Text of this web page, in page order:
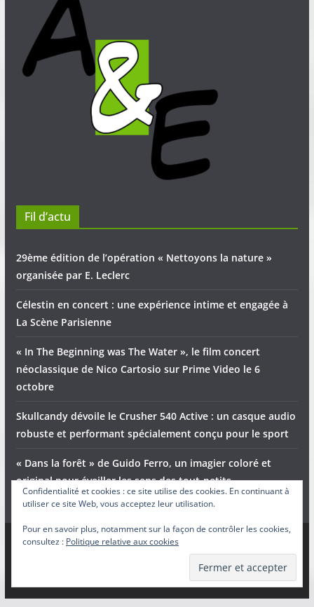
Fil d’actu
29ème édition de l’opération « Nettoyons la nature »
organisée par E. Leclerc
Célestin en concert : une expérience intime et engagée à
La Scène Parisienne
« In The Beginning was The Water », le film concert
néoclassique de Nico Cartosio sur Prime Video le 6
octobre
Skullcandy dévoile le Crusher 540 Active : un casque audio
robuste et performant spécialement conçu pour le sport
« Dans la forêt » de Guido Ferro, un imagier coloré et
original pour éveiller les sens des tout-petits
. Tous droits réservés.
par ThemeGrill. Propulsé parWordPress.
Confidentialité et cookies : ce site utilise des cookies. En continuant à
utiliser ce site Web, vous acceptez leur utilisation.
Pour en savoir plus, notamment sur la façon de contrôler les cookies,
consultez : Politique relative aux cookies